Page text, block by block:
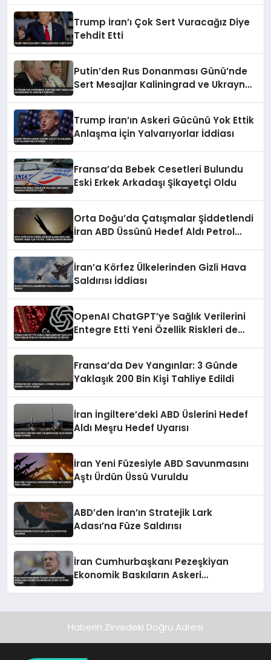
Trump İran’ı Çok Sert Vuracağız Diye
Tehdit Etti
Putin’den Rus Donanması Günü’nde
Sert Mesajlar Kaliningrad ve Ukrayna
Trump İran’ın Askeri Gücünü Yok Ettik
Anlaşma İçin Yalvarıyorlar İddiası
Fransa’da Bebek Cesetleri Bulundu
Eski Erkek Arkadaşı Şikayetçi Oldu
Orta Doğu’da Çatışmalar Şiddetlendi
İran ABD Üssünü Hedef Aldı Petrol
İran’a Körfez Ülkelerinden Gizli Hava
Saldırısı İddiası
OpenAI ChatGPT’ye Sağlık Verilerini
Entegre Etti Yeni Özellik Riskleri de
Fransa’da Dev Yangınlar: 3 Günde
Yaklaşık 200 Bin Kişi Tahliye Edildi
İran İngiltere’deki ABD Üslerini Hedef
Aldı Meşru Hedef Uyarısı
İran Yeni Füzesiyle ABD Savunmasını
Aştı Ürdün Üssü Vuruldu
ABD’den İran’ın Stratejik Lark
Adası’na Füze Saldırısı
İran Cumhurbaşkanı Pezeşkiyan
Ekonomik Baskıların Askeri
Haberin Zirvedeki Doğru Adresi